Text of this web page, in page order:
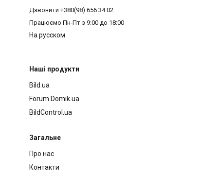
Дзвонити +380(98) 656 34 02
Працюємо Пн-Пт з 9:00 до 18:00
На русском
Наші продукти
Bild.ua
Forum.Domik.ua
BildControl.ua
Загальне
Про нас
Контакти